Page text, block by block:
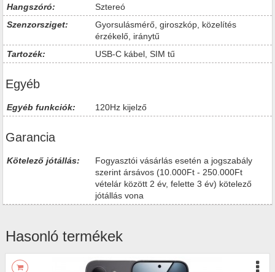
Hangszóró:
Sztereó
Szenzorsziget:
Gyorsulásmérő, giroszkóp, közelítés
érzékelő, iránytű
Tartozék:
USB-C kábel, SIM tű
Egyéb
Egyéb funkciók: 120Hz kijelző
Garancia
Kötelező jótállás:
Fogyasztói vásárlás esetén a jogszabály
szerint ársávos (10.000Ft - 250.000Ft
vételár között 2 év, felette 3 év) kötelező
jótállás vona
Hasonló termékek